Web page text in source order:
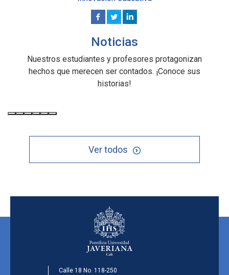
Noticias
Nuestros estudiantes y profesores protagonizan
hechos que merecen ser contados. ¡Conoce sus
historias!
Ver todos
Calle 18 No. 118-250